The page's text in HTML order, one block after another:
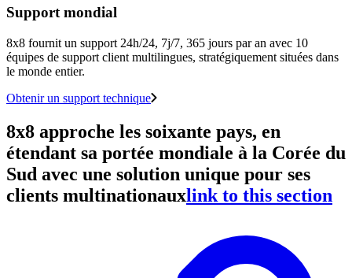
Support mondial
8x8 fournit un support 24h/24, 7j/7, 365 jours par an avec 10
équipes de support client multilingues, stratégiquement situées dans
le monde entier.
Obtenir un support technique
8x8 approche les soixante pays, en
étendant sa portée mondiale à la Corée du
Sud avec une solution unique pour ses
clients multinationauxlink to this section